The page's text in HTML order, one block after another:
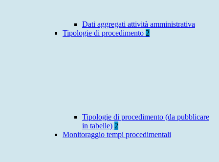
Dati aggregati attività amministrativa
Tipologie di procedimento 2
Tipologie di procedimento (da pubblicare
in tabelle) 2
Monitoraggio tempi procedimentali